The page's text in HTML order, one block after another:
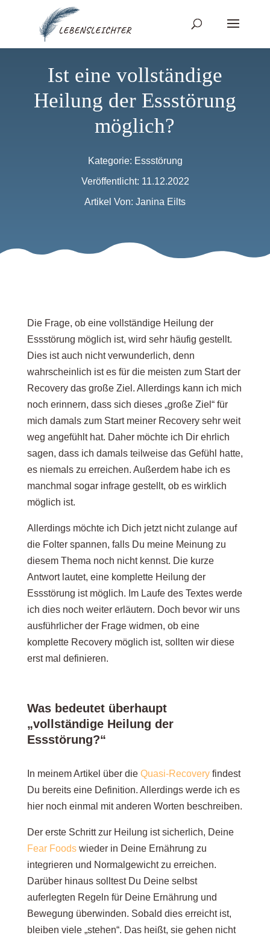
Ist eine vollständige
Heilung der Essstörung
möglich?
Kategorie: Essstörung
Veröffentlicht: 11.12.2022
Artikel Von: Janina Eilts
Die Frage, ob eine vollständige Heilung der
Essstörung möglich ist, wird sehr häufig gestellt.
Dies ist auch nicht verwunderlich, denn
wahrscheinlich ist es für die meisten zum Start der
Recovery das große Ziel. Allerdings kann ich mich
noch erinnern, dass sich dieses „große Ziel“ für
mich damals zum Start meiner Recovery sehr weit
weg angefühlt hat. Daher möchte ich Dir ehrlich
sagen, dass ich damals teilweise das Gefühl hatte,
es niemals zu erreichen. Außerdem habe ich es
manchmal sogar infrage gestellt, ob es wirklich
möglich ist.
Allerdings möchte ich Dich jetzt nicht zulange auf
die Folter spannen, falls Du meine Meinung zu
diesem Thema noch nicht kennst. Die kurze
Antwort lautet, eine komplette Heilung der
Essstörung ist möglich. Im Laufe des Textes werde
ich dies noch weiter erläutern. Doch bevor wir uns
ausführlicher der Frage widmen, ob eine
komplette Recovery möglich ist, sollten wir diese
erst mal definieren.
Was bedeutet überhaupt
„vollständige Heilung der
Essstörung?“
In meinem Artikel über die Quasi-Recoveryfindest
Du bereits eine Definition. Allerdings werde ich es
hier noch einmal mit anderen Worten beschreiben.
Der erste Schritt zur Heilung ist sicherlich, Deine
Fear Foodswieder in Deine Ernährung zu
integrieren und Normalgewicht zu erreichen.
Darüber hinaus solltest Du Deine selbst
auferlegten Regeln für Deine Ernährung und
Bewegung überwinden. Sobald dies erreicht ist,
bleiben viele „stehen“. Das heißt, sie gehen nicht